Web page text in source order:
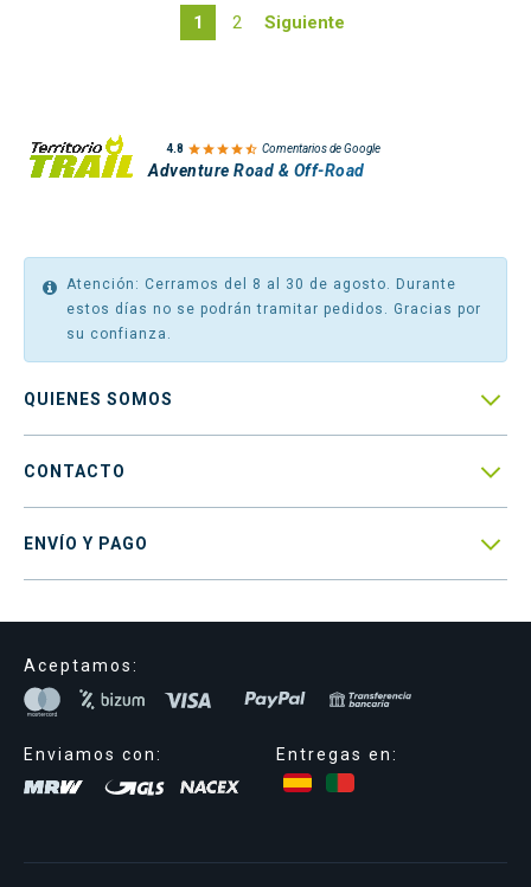
1 2 Siguiente
4.8  Comentarios de Google
Adventure Road & Off-Road
Atención: Cerramos del 8 al 30 de agosto. Durante
estos días no se podrán tramitar pedidos. Gracias por
su confianza.
QUIENES SOMOS 
CONTACTO 
ENVÍO Y PAGO 
Aceptamos:
Enviamos con: Entregas en: